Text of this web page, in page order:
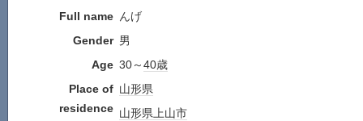
Full name んげ
Gender 男
Age 30～40歳
Place of
residence
山形県
山形県上山市